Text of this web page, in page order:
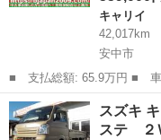
キャリイ
42,017km
安中市
■ 支払総額: 65.9万円 ■ 車両本体価格： 559,000 円 ■ メーカー
名： スズキ ■ 車種名：
ンプ 保証付き エアコ
枚...
群馬 安中市 キャリイ
スズキ
ステ ２